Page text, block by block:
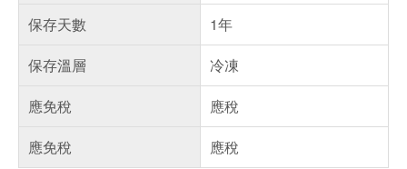
保存天數
1年
保存溫層
冷凍
應免稅
應稅
應免稅
應稅